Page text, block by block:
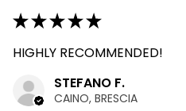
★★★★★
HIGHLY RECOMMENDED!
STEFANO F.
CAINO, BRESCIA